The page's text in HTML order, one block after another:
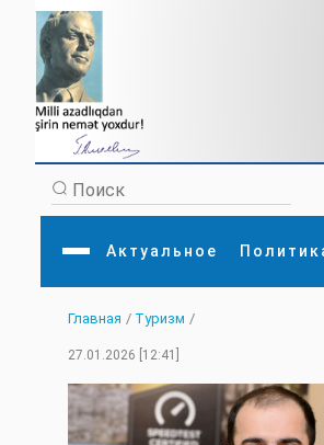
Актуальное
Главная
Актуальное
Экономика
Аналитика
Культура
Интервью
Литература
МЕДИА
Главная / Туризм /
27.01.2026 [12:41]